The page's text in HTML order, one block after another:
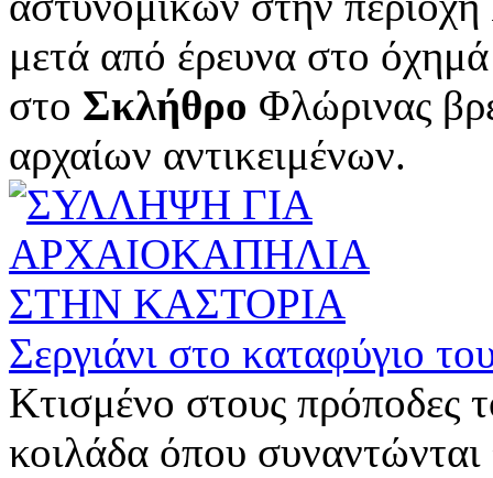
μετά από έρευνα στο όχημά
στο Σκλήθρο Φλώρινας
αρχαίων αντικειμένων.
Σεργιάνι στο καταφύγιο
Κτισμένο στους πρόποδες
κοιλάδα όπου